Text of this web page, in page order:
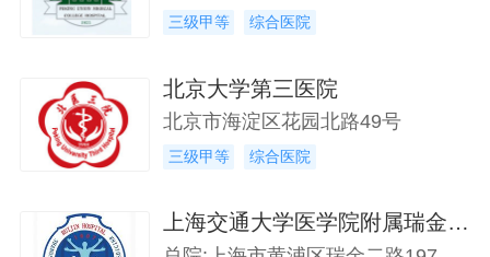
三级甲等 综合医院
北京大学第三医院
北京市海淀区花园北路49号
三级甲等 综合医院
上海交通大学医学院附属瑞金医院